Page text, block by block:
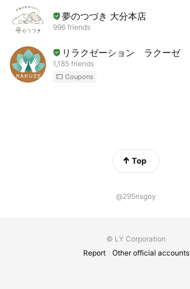
夢のつづき 大分本店
996 friends
リラクゼーション ラクーゼ
1,185 friends
Coupons
Top
@295nsgoy
© LY Corporation
Report
Other official accounts